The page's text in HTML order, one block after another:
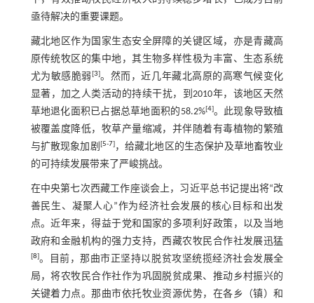
亟待解决的重要课题。
藏北地区作为国家生态安全屏障的关键区域，亦是青藏高
原传统牧区的集中地，其生物多样性极为丰富、生态系统
尤为敏感脆弱 [3]。然而，近几年藏北高原的高寒气候变化
显著，加之人类活动的持续干扰，到2010年，该地区天然
草地退化面积已占据总草地面积的58.2%[4]。此现象导致植
被覆盖度降低，牧草产量缩减，并伴随着有毒植物的繁殖
与扩散现象加剧 [5-7]，给藏北地区的生态保护及草地畜牧业
的可持续发展带来了严峻挑战。
在中央第七次西藏工作座谈会上，习近平总书记提出将“改
善民生、凝聚人心”作为经济社会发展的核心目标和出发
点。近年来，得益于党和国家的多项利好政策，以及当地
政府和金融机构的强力支持，西藏农牧民合作社发展迅猛
[8]。目前，那曲市正坚持以脱贫攻坚统揽经济社会发展全
局，将农牧民合作社作为巩固脱贫成果、推动乡村振兴的
关键着力点。那曲市依托牧业资源优势，在各乡（镇）和